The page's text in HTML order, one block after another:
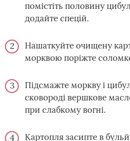
помістіть половину
додайте спецій.
Нашаткуйте очищену
морквою поріжте
Підсмажте моркву і
сковороді вершкове
при слабкому вогні.
Картопля засипте в